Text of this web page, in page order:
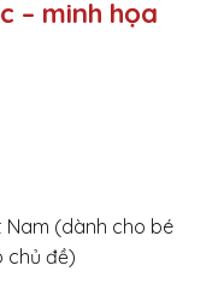
– minh họa
Nam (dành cho bé
chủ đề)